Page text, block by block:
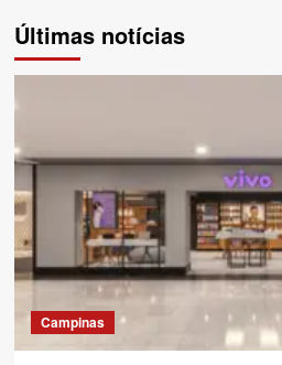
Últimas notícias
Campinas